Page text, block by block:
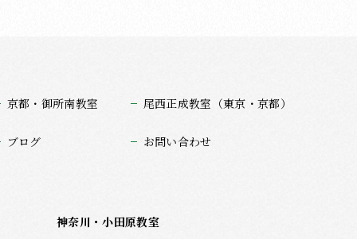
京都・御所南教室 尾西正成教室（東京・京都）
ブログ お問い合わせ
神奈川・小田原教室